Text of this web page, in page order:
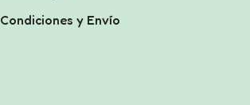
Condiciones y Envío